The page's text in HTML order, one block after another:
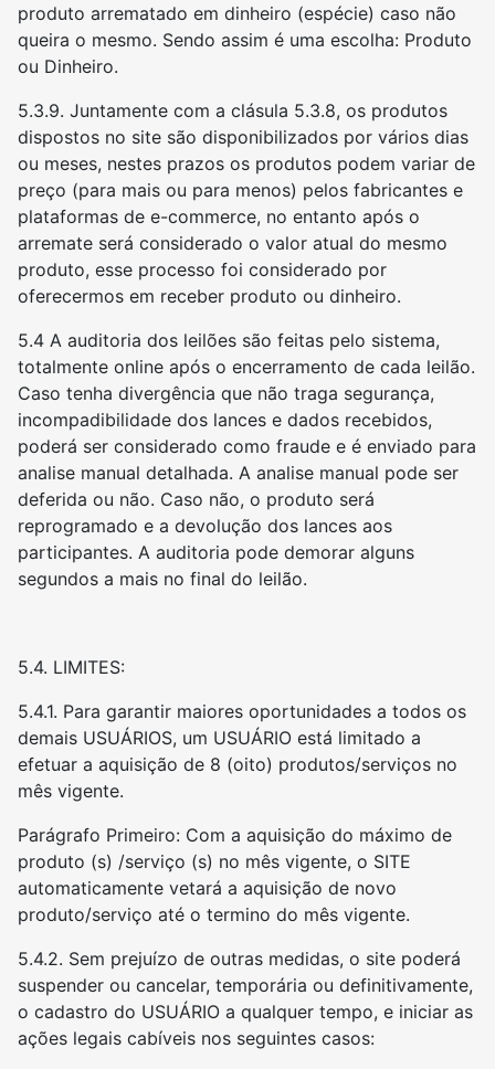
produto arrematado em dinheiro (espécie) caso não
queira o mesmo. Sendo assim é uma escolha: Produto
ou Dinheiro.
5.3.9. Juntamente com a clásula 5.3.8, os produtos
dispostos no site são disponibilizados por vários dias
ou meses, nestes prazos os produtos podem variar de
preço (para mais ou para menos) pelos fabricantes e
plataformas de e-commerce, no entanto após o
arremate será considerado o valor atual do mesmo
produto, esse processo foi considerado por
oferecermos em receber produto ou dinheiro.
5.4 A auditoria dos leilões são feitas pelo sistema,
totalmente online após o encerramento de cada leilão.
Caso tenha divergência que não traga segurança,
incompadibilidade dos lances e dados recebidos,
poderá ser considerado como fraude e é enviado para
analise manual detalhada. A analise manual pode ser
deferida ou não. Caso não, o produto será
reprogramado e a devolução dos lances aos
participantes. A auditoria pode demorar alguns
segundos a mais no final do leilão.
5.4. LIMITES:
5.4.1. Para garantir maiores oportunidades a todos os
demais USUÁRIOS, um USUÁRIO está limitado a
efetuar a aquisição de 8 (oito) produtos/serviços no
mês vigente.
Parágrafo Primeiro: Com a aquisição do máximo de
produto (s) /serviço (s) no mês vigente, o SITE
automaticamente vetará a aquisição de novo
produto/serviço até o termino do mês vigente.
5.4.2. Sem prejuízo de outras medidas, o site poderá
suspender ou cancelar, temporária ou definitivamente,
o cadastro do USUÁRIO a qualquer tempo, e iniciar as
ações legais cabíveis nos seguintes casos: